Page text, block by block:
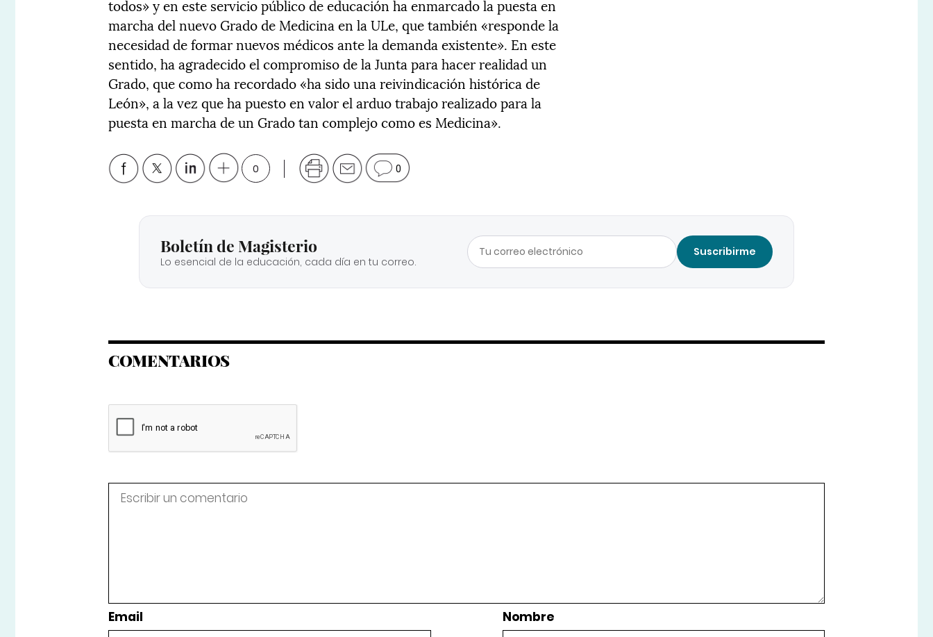
todos» y en este servicio público de educación ha enmarcado la puesta en
marcha del nuevo Grado de Medicina en la ULe, que también «responde la
necesidad de formar nuevos médicos ante la demanda existente». En este
sentido, ha agradecido el compromiso de la Junta para hacer realidad un
Grado, que como ha recordado «ha sido una reivindicación histórica de
León», a la vez que ha puesto en valor el arduo trabajo realizado para la
puesta en marcha de un Grado tan complejo como es Medicina».
0 0
Boletín de Magisterio
Lo esencial de la educación, cada día en tu correo.
Suscribirme
COMENTARIOS
Email Nombre